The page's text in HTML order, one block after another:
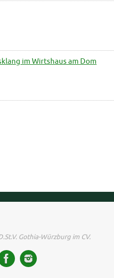
im Wirtshaus am Dom
Gothia-Würzburg im CV.